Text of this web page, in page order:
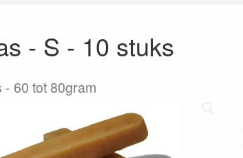
- S - 10 stuks
60 tot 80gram